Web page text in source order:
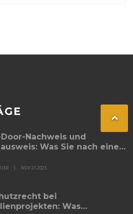
Nachweis und
Was Sie nach einer
NOV 21 2025
bei
Was